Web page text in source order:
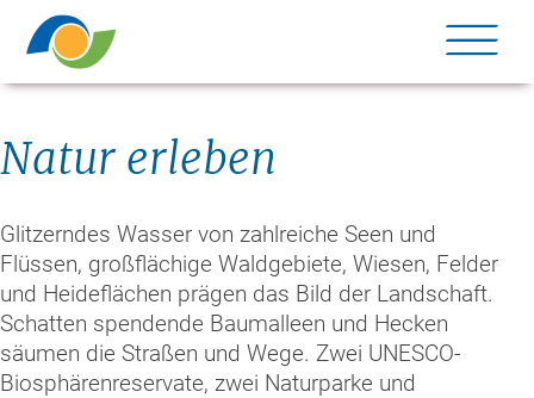
Natur erleben
Glitzerndes Wasser von zahlreiche Seen und
Flüssen, großflächige Waldgebiete, Wiesen, Felder
und Heideflächen prägen das Bild der Landschaft.
Schatten spendende Baumalleen und Hecken
säumen die Straßen und Wege. Zwei UNESCO-
Biosphärenreservate, zwei Naturparke und